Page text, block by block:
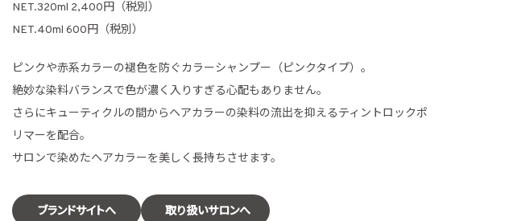
NET.320ml 2,400円（税別）
NET.40ml 600円（税別）
ピンクや赤系カラーの褪色を防ぐカラーシャンプー（ピンクタイプ）。
絶妙な染料バランスで色が濃く入りすぎる心配もありません。
さらにキューティクルの間からヘアカラーの染料の流出を抑えるティントロックポ
リマーを配合。
サロンで染めたヘアカラーを美しく長持ちさせます。
ブランドサイトへ 取り扱いサロンへ